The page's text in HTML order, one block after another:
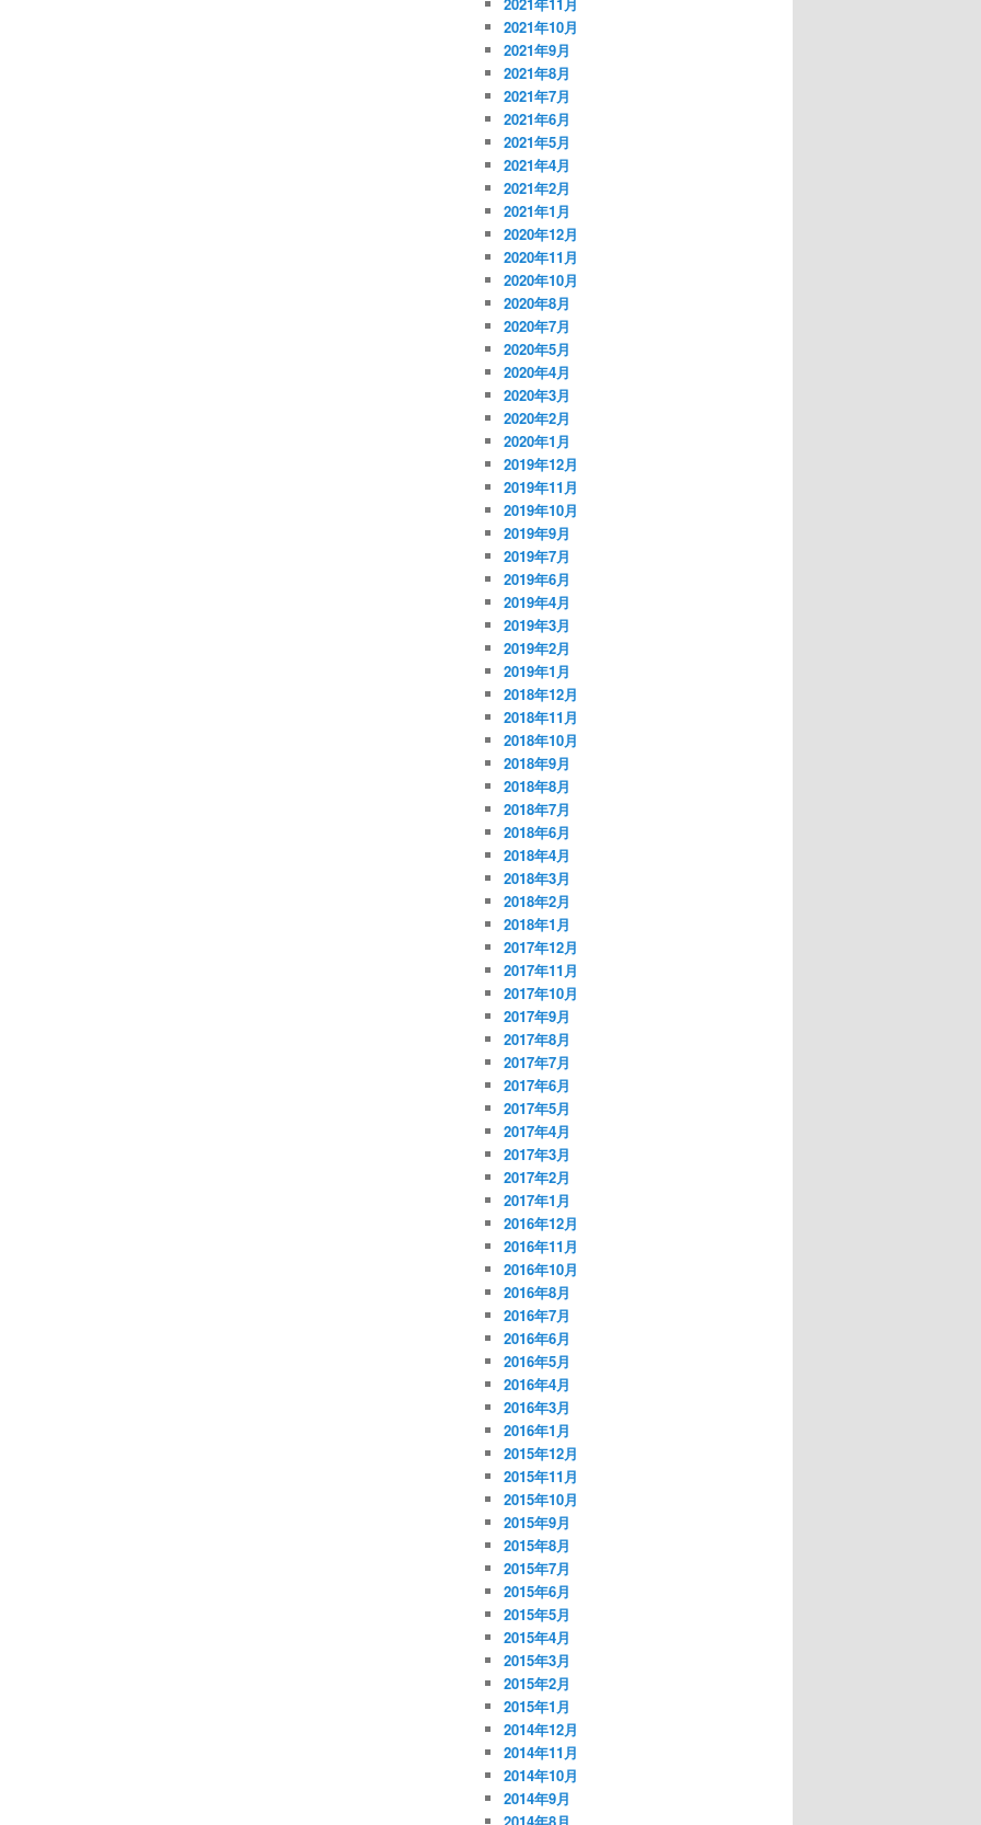
2021年10月
2021年9月
2021年8月
2021年7月
2021年6月
2021年5月
2021年4月
2021年2月
2021年1月
2020年12月
2020年11月
2020年10月
2020年8月
2020年7月
2020年5月
2020年4月
2020年3月
2020年2月
2020年1月
2019年12月
2019年11月
2019年10月
2019年9月
2019年7月
2019年6月
2019年4月
2019年3月
2019年2月
2019年1月
2018年12月
2018年11月
2018年10月
2018年9月
2018年8月
2018年7月
2018年6月
2018年4月
2018年3月
2018年2月
2018年1月
2017年12月
2017年11月
2017年10月
2017年9月
2017年8月
2017年7月
2017年6月
2017年5月
2017年4月
2017年3月
2017年2月
2017年1月
2016年12月
2016年11月
2016年10月
2016年8月
2016年7月
2016年6月
2016年5月
2016年4月
2016年3月
2016年1月
2015年12月
2015年11月
2015年10月
2015年9月
2015年8月
2015年7月
2015年6月
2015年5月
2015年4月
2015年3月
2015年2月
2015年1月
2014年12月
2014年11月
2014年10月
2014年9月